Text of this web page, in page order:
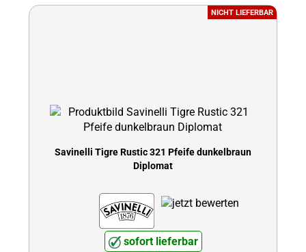
NICHT LIEFERBAR
Savinelli Tigre Rustic 321 Pfeife dunkelbraun
Diplomat
sofort lieferbar